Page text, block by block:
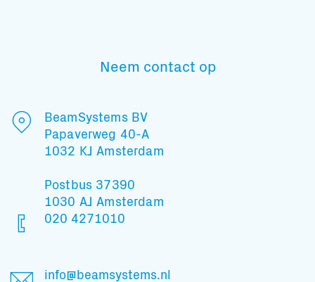
Neem contact op
BeamSystems BV
Papaverweg 40-A
1032 KJ Amsterdam
Postbus 37390
1030 AJ Amsterdam
020 4271010
info@beamsystems.nl
En blijf op de hoogte